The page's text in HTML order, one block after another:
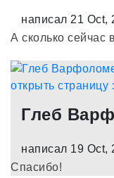
написал 21 Oct,
А сколько сейчас
Глеб
написал 19 Oct,
Спасибо!